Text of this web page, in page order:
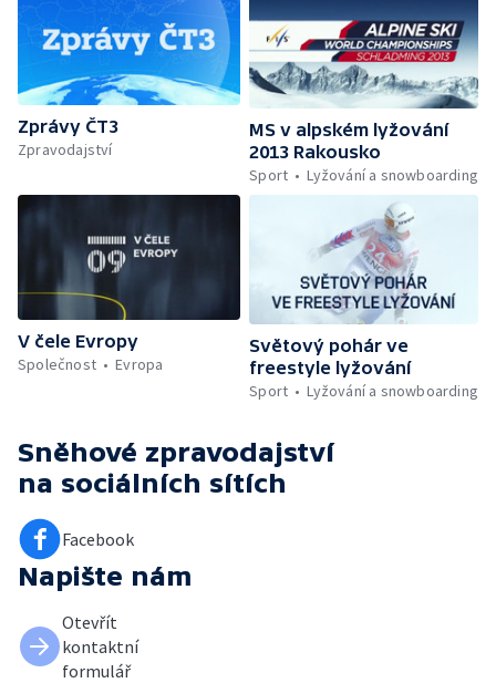
Zprávy ČT3
Zpravodajství
MS v alpském lyžování
2013 Rakousko
Sport
Lyžování a snowboarding
V čele Evropy
Společnost
Evropa
Světový pohár ve
freestyle lyžování
Sport
Lyžování a snowboarding
Sněhové zpravodajství
na sociálních sítích
Facebook
Napište nám
Otevřít
kontaktní
formulář